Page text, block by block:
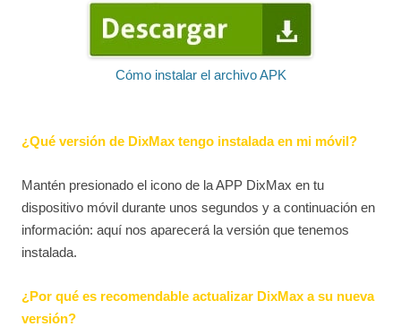
Cómo instalar el archivo APK
¿Qué versión de DixMax tengo instalada en mi móvil?
Mantén presionado el icono de la APP DixMax en tu
dispositivo móvil durante unos segundos y a continuación en
información: aquí nos aparecerá la versión que tenemos
instalada.
¿Por qué es recomendable actualizar DixMax a su nueva
versión?